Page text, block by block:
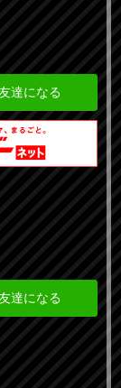
達になる
達になる